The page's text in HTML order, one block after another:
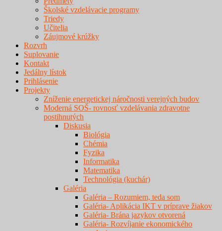
Školské vzdelávacie programy
Triedy
Učitelia
Záujmové krúžky
Rozvrh
Suplovanie
Kontakt
Jedálny lístok
Prihlásenie
Projekty
Zníženie energetickej náročnosti verejných budov
Moderná SOŠ- rovnosť vzdelávania zdravotne
postihnutých
Diskusia
Biológia
Chémia
Fyzika
Informatika
Matematika
Technológia (kuchár)
Galéria
Galéria – Rozumiem, teda som
Galéria- Aplikácia IKT v príprave žiakov
Galéria- Brána jazykov otvorená
Galéria- Rozvíjanie ekonomického